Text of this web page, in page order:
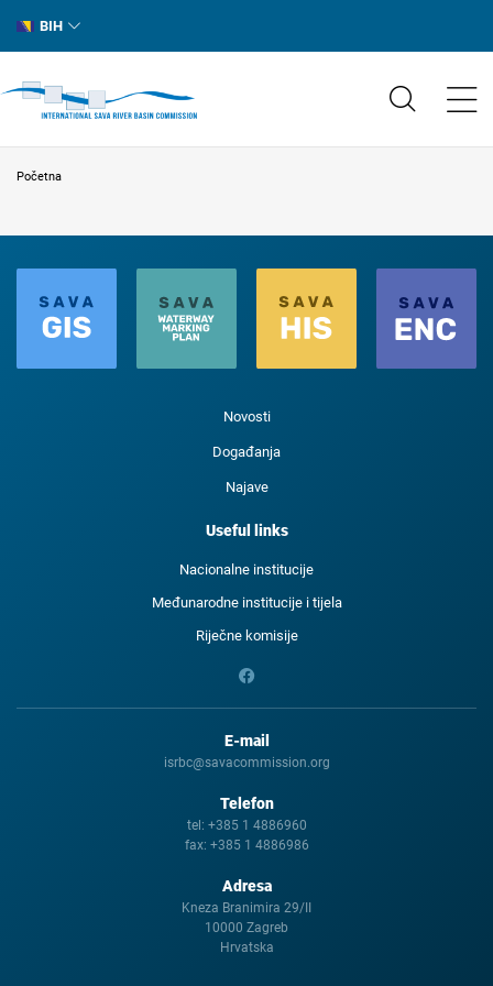
BIH
Početna
Novosti
Događanja
Najave
Useful links
Nacionalne institucije
Međunarodne institucije i tijela
Riječne komisije
E-mail
isrbc@savacommission.org
Telefon
tel: +385 1 4886960
fax: +385 1 4886986
Adresa
Kneza Branimira 29/II
10000 Zagreb
Hrvatska